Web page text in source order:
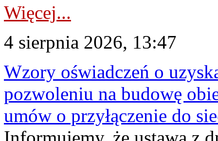
Więcej...
4 sierpnia 2026, 13:47
Wzory oświadczeń o
pozwoleniu na budowę
umów o przyłączenie do